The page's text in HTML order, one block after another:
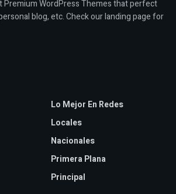
Premium WordPress Themes that perfect
blog, etc. Check our landing page for
Lo Mejor En Redes
Locales
Nacionales
Primera Plana
Principal